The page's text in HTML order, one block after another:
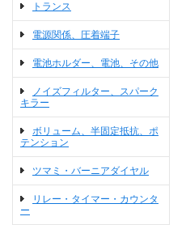
トランス
電源関係、圧着端子
電池ホルダー、電池、その他
ノイズフィルター、スパーク
キラー
ボリューム、半固定抵抗、ポ
テンション
ツマミ・バーニアダイヤル
リレー・タイマー・カウンタ
ー